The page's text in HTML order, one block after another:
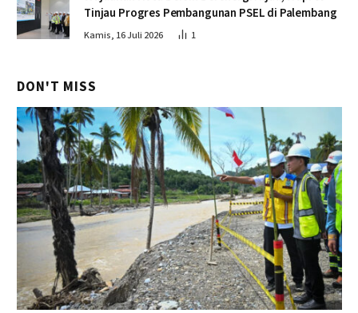
Tinjau Progres Pembangunan PSEL di Palembang
Kamis, 16 Juli 2026 1
DON'T MISS